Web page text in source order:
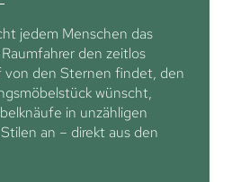
jedem Menschen das
den zeitlos
von den Sternen findet, den
wünscht,
in unzähligen
an – direkt aus den